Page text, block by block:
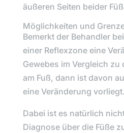
äußeren Seiten beider
Möglichkeiten und
Bemerkt der Behandler
einer Reflexzone eine
Gewebes im Vergleich zu
am Fuß, dann ist davon
eine Veränderung vorliegt.
Dabei ist es natürlich
Diagnose über die Füße